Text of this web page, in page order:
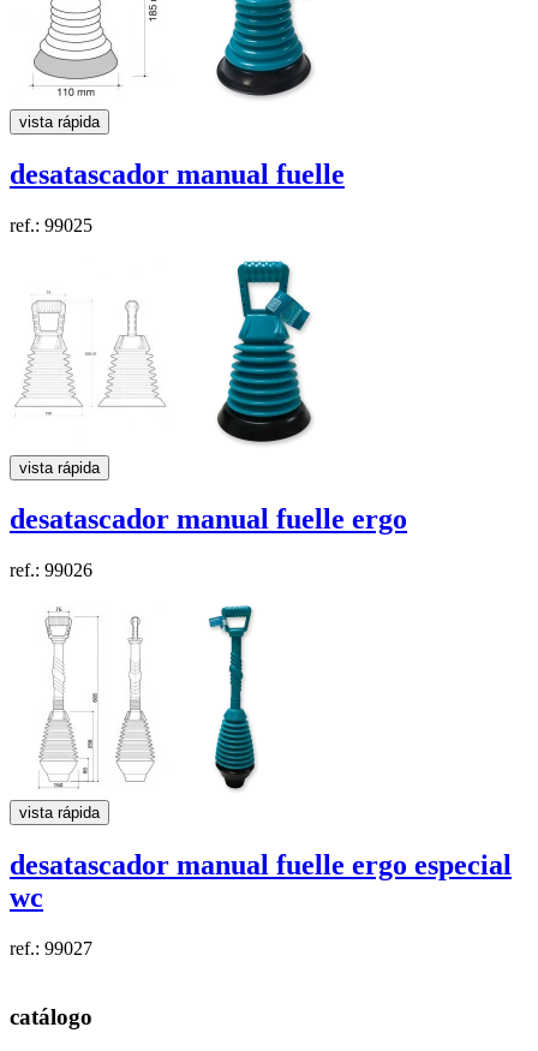
vista rápida
desatascador manual fuelle
ref.: 99025
vista rápida
desatascador manual fuelle ergo
ref.: 99026
vista rápida
desatascador manual fuelle ergo especial
wc
ref.: 99027
catálogo